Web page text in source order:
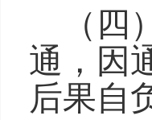
（四）
通，因
后果自